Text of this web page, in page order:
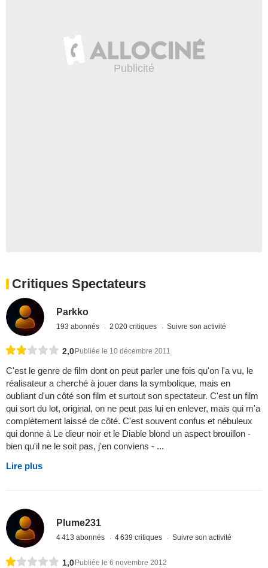
Critiques Spectateurs
Parkko
193 abonnés 2 020 critiques Suivre son activité
2,0 Publiée le 10 décembre 2011
C'est le genre de film dont on peut parler une fois qu'on l'a vu, le
réalisateur a cherché à jouer dans la symbolique, mais en
oubliant d'un côté son film et surtout son spectateur. C'est un film
qui sort du lot, original, on ne peut pas lui en enlever, mais qui m'a
complètement laissé de côté. C'est souvent confus et nébuleux
qui donne à Le dieur noir et le Diable blond un aspect brouillon -
bien qu'il ne le soit pas, j'en conviens - ...
Lire plus
Plume231
4 413 abonnés 4 639 critiques Suivre son activité
1,0Publiée le 6 novembre 2012